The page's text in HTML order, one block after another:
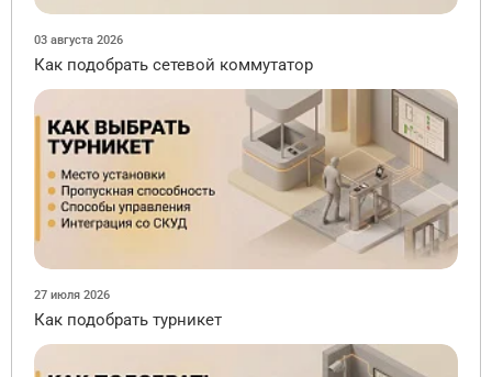
03 августа 2026
Как подобрать сетевой коммутатор
27 июля 2026
Как подобрать турникет